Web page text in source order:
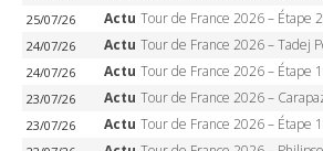
25/07/26 Actu Tour de France 2026 – Étape 20 : L’étape reine, Galibier, Sarenne, Alpe d’Huez,
24/07/26 Actu Tour de France 2026 – Tadej Pogacar dompte l’Alpe d’Huez, 5e victoire,
24/07/26 Actu Tour de France 2026 – Étape 19 : Pogacar peut-il enfin
23/07/26 Actu Tour de France 2026 – Carapaz en solitaire à Orcières-Merlette, Paret-Peintre à
23/07/26 Actu Tour de France 2026 – Étape 18 : Qui domptera Orcières-Merlette, première